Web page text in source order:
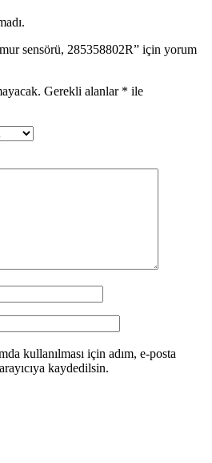
sensörü, 285358802R” için yorum
Gerekli alanlar * ile
kullanılması için adım, e-posta
kaydedilsin.